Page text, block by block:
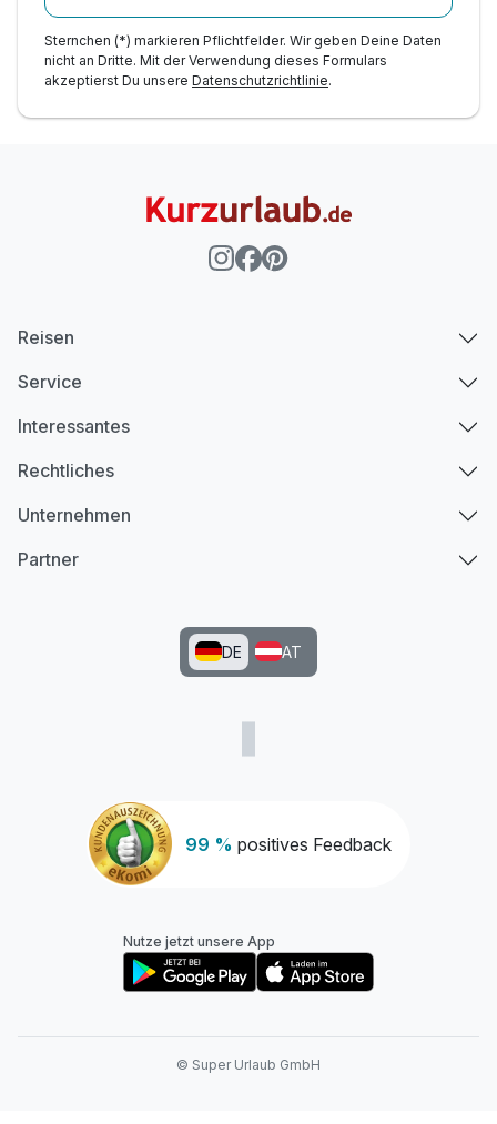
Sternchen (*) markieren Pflichtfelder. Wir geben Deine Daten
nicht an Dritte. Mit der Verwendung dieses Formulars
akzeptierst Du unsere Datenschutzrichtlinie.
99 % positives Feedback
Reisen
Service
Interessantes
Rechtliches
Unternehmen
Partner
DE AT
Nutze jetzt unsere App
© Super Urlaub GmbH